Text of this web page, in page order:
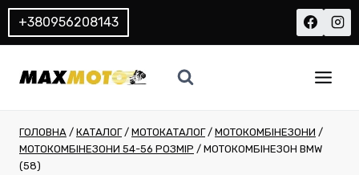
Перейти
до
+380956208143
ГОЛОВНА / КАТАЛОГ / МОТОКАТАЛОГ / МОТОКОМБІНЕЗОНИ /
МОТОКОМБІНЕЗОНИ 54-56 РОЗМІР / МОТОКОМБІНЕЗОН BMW
(58)